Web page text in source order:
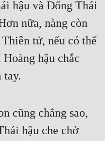
hậu và Đổng Thái
nữa, nàng còn
tử, nếu có thể
hậu chắc
tay.
cũng chẳng sao,
hậu che chở